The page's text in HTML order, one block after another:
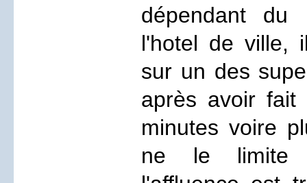
dépendant
l'hotel de ville,
sur un des
après avoir fait
minutes voire
ne le limite